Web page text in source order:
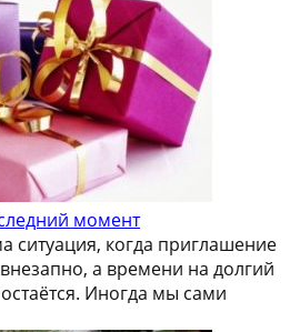
момент
ситуация, когда приглашение
а времени на долгий
Иногда мы сами